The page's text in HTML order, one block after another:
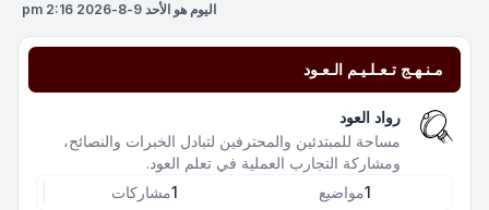
اليوم هو الأحد 9-8-2026 2:16 pm
مـنـهـج تـعـلـيـم الـعـود
رواد العود
مساحة للمبتدئين والمحترفين لتبادل الخبرات والنصائح،
ومشاركة التجارب العملية في تعلم العود.
1مواضيع 1مشاركات